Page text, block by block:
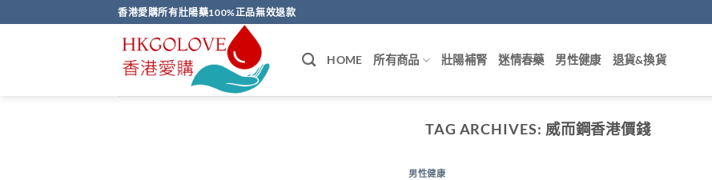
to
香港愛購所有壯陽藥100%正品無效退款
HOME 所有商品 壯陽補腎 迷情春藥 男性健康 退貨&換貨
TAG ARCHIVES: 威而鋼香港價錢
男性健康